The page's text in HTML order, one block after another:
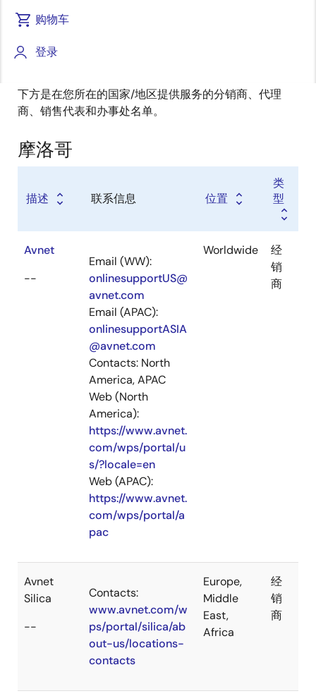
购物车
登录
下方是在您所在的国家/地区提供服务的分销商、代理
商、销售代表和办事处名单。
摩洛哥
描述 联系信息 位置
类
型
Avnet
--
Email (WW):
onlinesupportUS@
avnet.com
Email (APAC):
onlinesupportASIA
@avnet.com
Contacts: North
America, APAC
Web (North
America):
https://www.avnet.
com/wps/portal/u
s/?locale=en
Web (APAC):
https://www.avnet.
com/wps/portal/a
pac
Worldwide
经
销
商
Avnet
Silica
--
Contacts:
www.avnet.com/w
ps/portal/silica/ab
out-us/locations-
contacts
Europe,
Middle
East,
Africa
经
销
商